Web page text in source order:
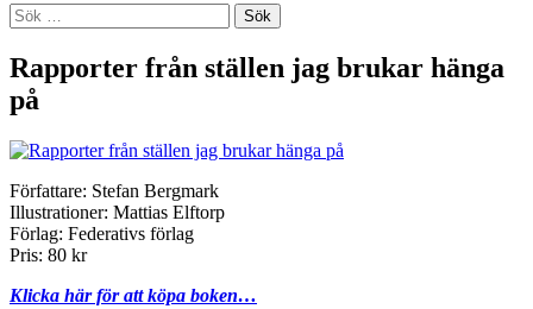
Sök
efter:
Rapporter från ställen jag brukar hänga
på
Författare: Stefan Bergmark
Illustrationer: Mattias Elftorp
Förlag: Federativs förlag
Pris: 80 kr
Klicka här för att köpa boken…